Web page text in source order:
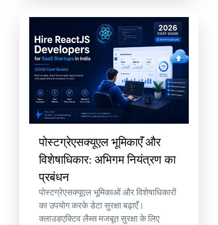
पोस्टग्रेएसक्यूएल भूमिकाएँ और
विशेषाधिकार: अभिगम नियंत्रण का
प्रबंधन
पोस्टग्रेएसक्यूएल भूमिकाओं और विशेषाधिकारों
का उपयोग करके डेटा सुरक्षा बढ़ाएँ।
क्लाउडएक्टिव लैब्स मजबूत सुरक्षा के लिए